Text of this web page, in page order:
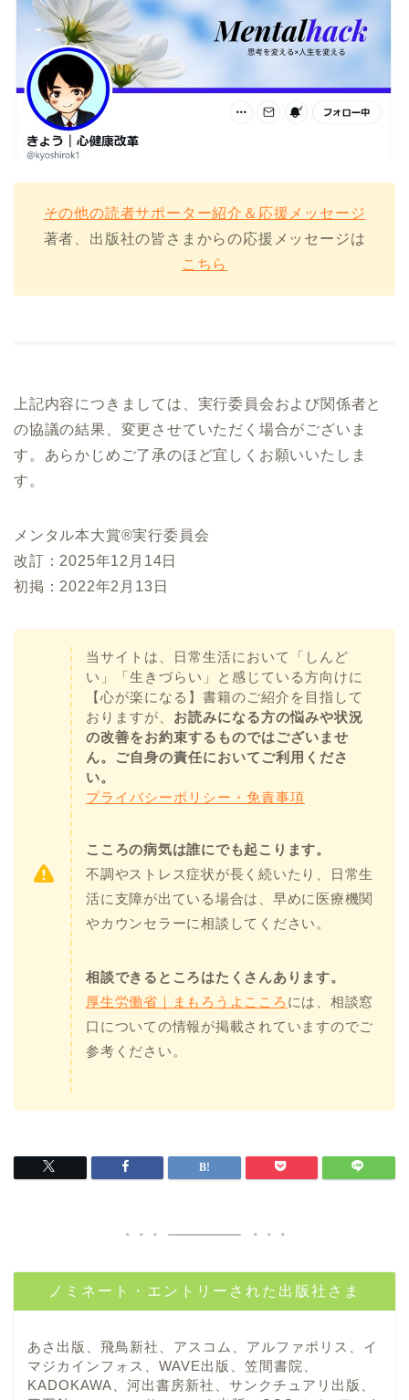
その他の読者サポーター紹介＆応援メッセージ
著者、出版社の皆さまからの応援メッセージは
こちら
上記内容につきましては、実行委員会および関係者と
の協議の結果、変更させていただく場合がございま
す。あらかじめご了承のほど宜しくお願いいたしま
す。
メンタル本大賞®実行委員会
改訂：2025年12月14日
初掲：2022年2月13日
当サイトは、日常生活において「しんど
い」「生きづらい」と感じている方向けに
【心が楽になる】書籍のご紹介を目指して
おりますが、 お読みになる方の悩みや状況
の改善をお約束するものではございませ
ん。ご自身の責任においてご利用くださ
い。
プライバシーポリシー・免責事項
こころの病気は誰にでも起こります。
不調やストレス症状が長く続いたり、日常生
活に支障が出ている場合は、早めに医療機関
やカウンセラーに相談してください。
相談できるところはたくさんあります。
厚生労働省｜まもろうよこころ には、相談窓
口についての情報が掲載されていますのでご
参考ください。
ノミネート・エントリーされた出版社さま
あさ出版、飛鳥新社、アスコム、アルファポリス、イ
マジカインフォス、WAVE出版、笠間書院、
KADOKAWA、河出書房新社、サンクチュアリ出版、